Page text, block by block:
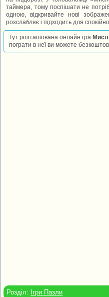
таймера, тому поспішати не
одною, відкривайте нові
розслабляє і підходить для
Тут розташована онлайн гра
пограти в неї ви можете
Розділ: Ігри Пазли